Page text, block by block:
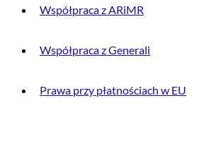
Współpraca z ARiMR
Współpraca z Generali
Prawa przy płatnościach w EU